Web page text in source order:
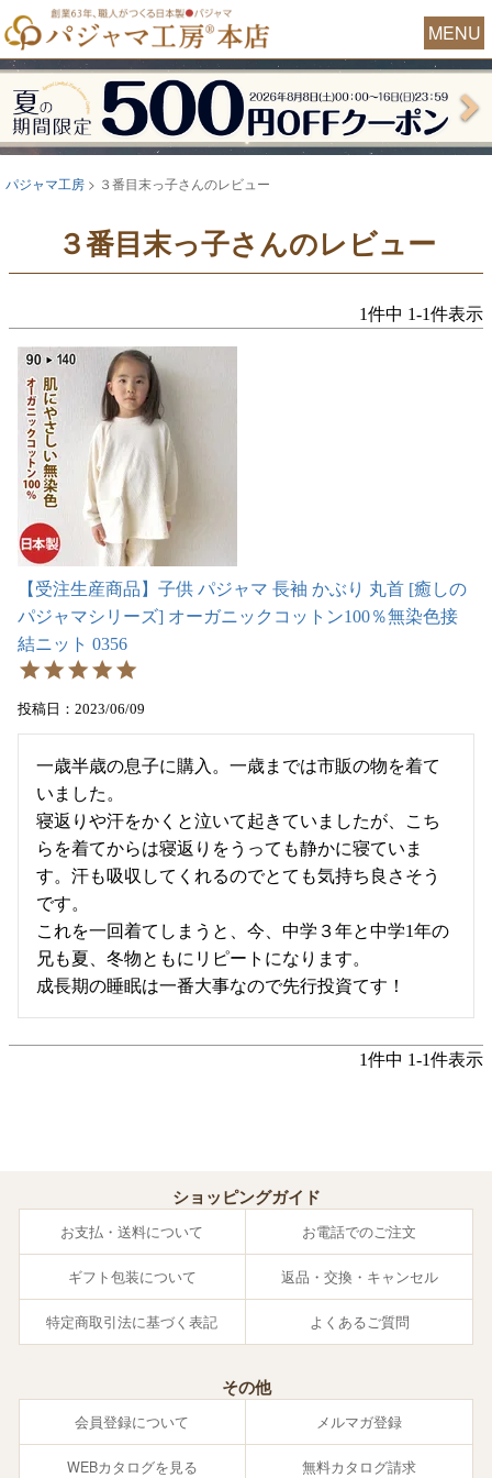
MENU
パジャマ工房 ３番目末っ子さんのレビュー
３番目末っ子さんのレビュー
1件中 1-1件表示
【受注生産商品】子供 パジャマ 長袖 かぶり 丸首 [癒しの
パジャマシリーズ] オーガニックコットン100％無染色接
結ニット 0356
投稿日 2023/06/09
一歳半歳の息子に購入。一歳までは市販の物を着て
いました。
寝返りや汗をかくと泣いて起きていましたが、こち
らを着てからは寝返りをうっても静かに寝ていま
す。汗も吸収してくれるのでとても気持ち良さそう
です。
これを一回着てしまうと、今、中学３年と中学1年の
兄も夏、冬物ともにリピートになります。
成長期の睡眠は一番大事なので先行投資てす！
1件中 1-1件表示
ショッピングガイド
お支払・送料について お電話でのご注文
ギフト包装について 返品・交換・キャンセル
特定商取引法に基づく表記 よくあるご質問
その他
会員登録について メルマガ登録
WEBカタログを見る 無料カタログ請求